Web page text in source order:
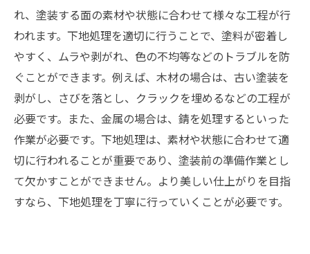
れ、塗装する面の素材や状態に合わせて様々な工程が行
われます。下地処理を適切に行うことで、塗料が密着し
やすく、ムラや剥がれ、色の不均等などのトラブルを防
ぐことができます。例えば、木材の場合は、古い塗装を
剥がし、さびを落とし、クラックを埋めるなどの工程が
必要です。また、金属の場合は、錆を処理するといった
作業が必要です。下地処理は、素材や状態に合わせて適
切に行われることが重要であり、塗装前の準備作業とし
て欠かすことができません。より美しい仕上がりを目指
すなら、下地処理を丁寧に行っていくことが必要です。